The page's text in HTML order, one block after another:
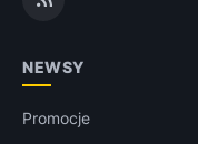
NEWSY
Promocje